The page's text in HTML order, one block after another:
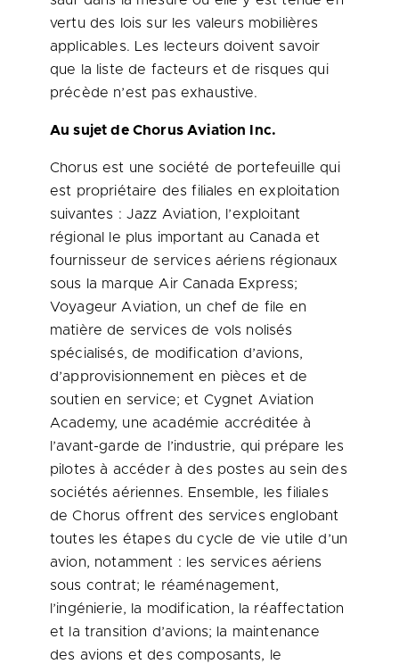
vertu des lois sur les valeurs mobilières
applicables. Les lecteurs doivent savoir
que la liste de facteurs et de risques qui
précède n’est pas exhaustive.
Au sujet de Chorus Aviation Inc.
Chorus est une société de portefeuille qui
est propriétaire des filiales en exploitation
suivantes : Jazz Aviation, l’exploitant
régional le plus important au Canada et
fournisseur de services aériens régionaux
sous la marque Air Canada Express;
Voyageur Aviation, un chef de file en
matière de services de vols nolisés
spécialisés, de modification d’avions,
d’approvisionnement en pièces et de
soutien en service; et Cygnet Aviation
Academy, une académie accréditée à
l’avant-garde de l’industrie, qui prépare les
pilotes à accéder à des postes au sein des
sociétés aériennes. Ensemble, les filiales
de Chorus offrent des services englobant
toutes les étapes du cycle de vie utile d’un
avion, notamment : les services aériens
sous contrat; le réaménagement,
l’ingénierie, la modification, la réaffectation
et la transition d’avions; la maintenance
des avions et des composants, le